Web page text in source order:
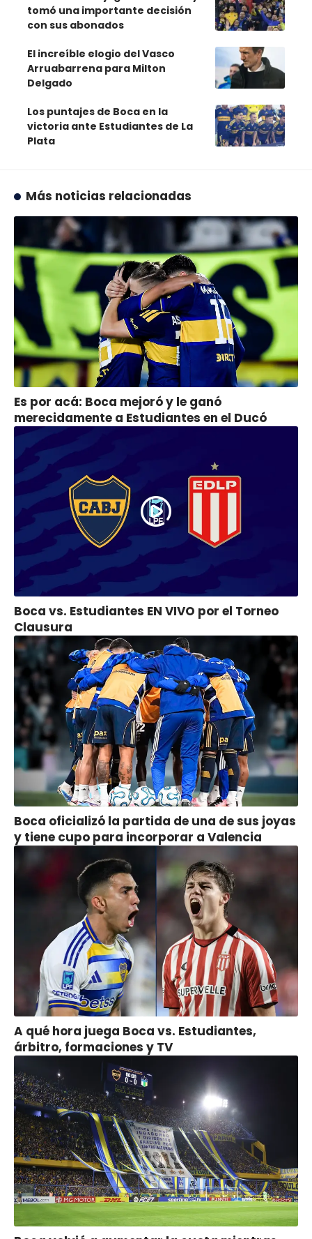
tomó una importante decisión
con sus abonados
El increíble elogio del Vasco
Arruabarrena para Milton
Delgado
Los puntajes de Boca en la
victoria ante Estudiantes de La
Plata
Más noticias relacionadas
Es por acá: Boca mejoró y le ganó
merecidamente a Estudiantes en el Ducó
Boca vs. Estudiantes EN VIVO por el Torneo
Clausura
Boca oficializó la partida de una de sus joyas
y tiene cupo para incorporar a Valencia
A qué hora juega Boca vs. Estudiantes,
árbitro, formaciones y TV